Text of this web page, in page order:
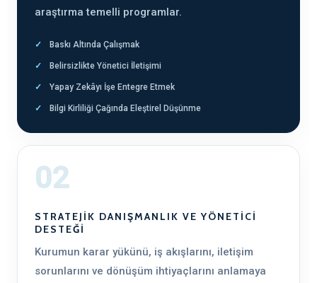
araştırma temelli programlar.
Baskı Altında Çalışmak
Belirsizlikte Yönetici İletişimi
Yapay Zekâyı İşe Entegre Etmek
Bilgi Kirliliği Çağında Eleştirel Düşünme
02
STRATEJIK DANIŞMANLIK VE YÖNETICI
DESTEĞI
Kurumun karar yükünü, iş akışlarını, iletişim
sorunlarını ve dönüşüm ihtiyaçlarını anlamaya